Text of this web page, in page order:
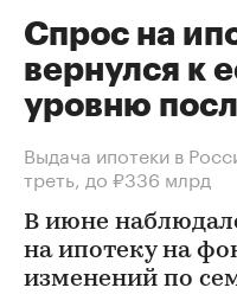
Спрос на
вернулся к
уровню
Выдача ипотеки в
треть, до ₽336 млрд
В июне
на ипотеку на
изменений по